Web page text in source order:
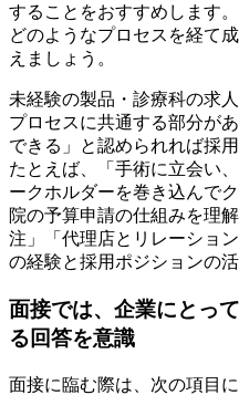
することをおすすめします。
どのようなプロセスを経て
えましょう。
未経験の製品・診療科の求
プロセスに共通する部分が
できる」と認められれば採
たとえば、「手術に立会い
ークホルダーを巻き込んで
院の予算申請の仕組みを理
注」「代理店とリレーショ
の経験と採用ポジションの
面接では、企業にとっ
る回答を意識
面接に臨む際は、次の項目